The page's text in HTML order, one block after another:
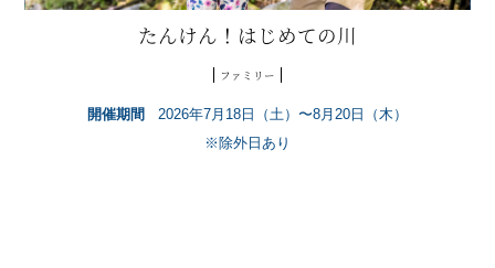
たんけん！はじめての川
ファミリー
開催期間
2026年7月18日（土）〜8月20日（木）
※除外日あり